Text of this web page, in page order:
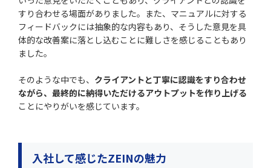
すり合わせる場面がありました。また、マニュアルに対する
フィードバックには抽象的な内容もあり、そうした意見を具
体的な改善案に落とし込むことに難しさを感じることもあり
ました。
そのような中でも、 クライアントと丁寧に認識をすり合わせ
ながら、最終的に納得いただけるアウトプットを作り上げる
ことにやりがいを感じています。
入社して感じたZEINの魅力